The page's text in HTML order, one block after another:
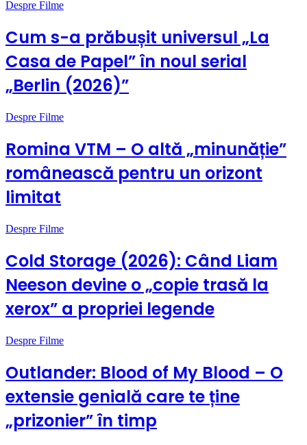
Despre Filme
Cum s-a prăbușit universul „La
Casa de Papel” în noul serial
„Berlin (2026)”
Despre Filme
Romina VTM – O altă „minunăție”
românească pentru un orizont
limitat
Despre Filme
Cold Storage (2026): Când Liam
Neeson devine o „copie trasă la
xerox” a propriei legende
Despre Filme
Outlander: Blood of My Blood – O
extensie genială care te ține
„prizonier” în timp